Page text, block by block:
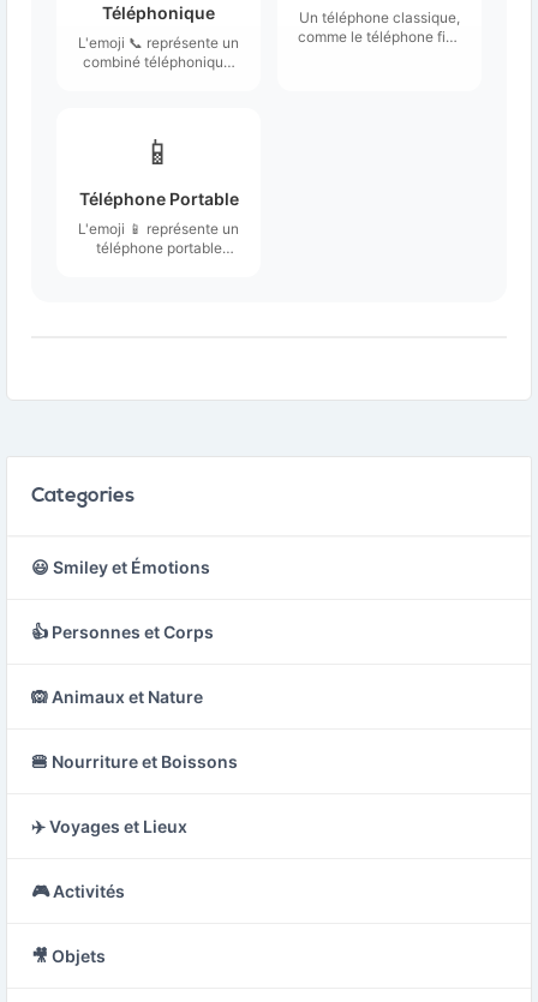
Téléphonique
L'emoji 📞 représente un
combiné téléphonique,
traditionnelles.
Un téléphone classique,
comme le téléphone fixe
📱
Téléphone Portable
L'emoji 📱 représente un
téléphone portable
Categories
😃 Smiley et Émotions
👍 Personnes et Corps
🙉 Animaux et Nature
🍔 Nourriture et Boissons
✈️ Voyages et Lieux
🎮 Activités
🎥 Objets